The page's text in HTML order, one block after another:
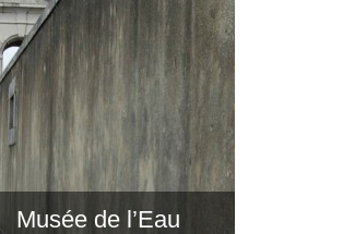
Musée de l’Eau